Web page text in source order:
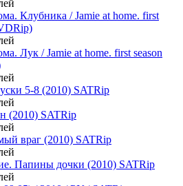
Клубника / Jamie at home. first
Лук / Jamie at home. first season
5-8 (2010) SATRip
(2010) SATRip
враг (2010) SATRip
Папины дочки (2010) SATRip